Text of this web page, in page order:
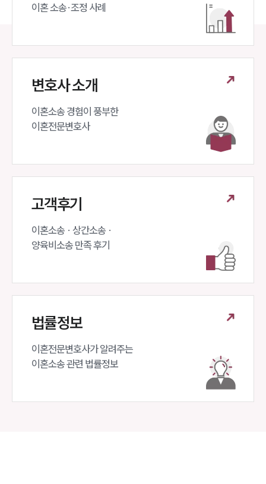
대륜법률상담예약
이혼 소송·조정 사례
변호사 소개
이혼소송 경험이 풍부한
이혼전문변호사
고객후기
이혼소송 · 상간소송 ·
양육비소송 만족 후기
법률정보
이혼전문변호사가 알려주는
이혼소송 관련 법률정보